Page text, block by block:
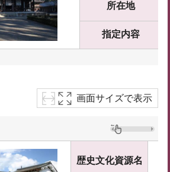
所在地
指定内容
画面サイズで表示
歴史文化資源名